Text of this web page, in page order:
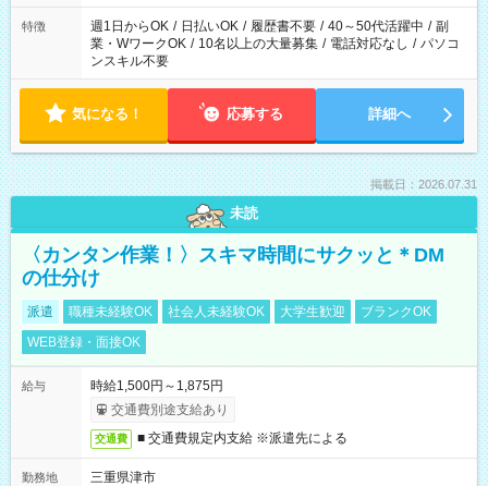
特徴 週1日からOK / 日払いOK / 履歴書不要 / 40～50代活躍中 / 副
業・WワークOK / 10名以上の大量募集 / 電話対応なし / パソコ
ンスキル不要
気になる！ 応募する 詳細へ
掲載日：2026.07.31
未読
〈カンタン作業！〉スキマ時間にサクッと＊DM
の仕分け
派遣 職種未経験OK 社会人未経験OK 大学生歓迎
ブランクOK
WEB登録・面接OK
給与
時給1,500円～1,875円
交通費別途支給あり
交通費 ■ 交通費規定内支給 ※派遣先による
勤務地
三重県津市